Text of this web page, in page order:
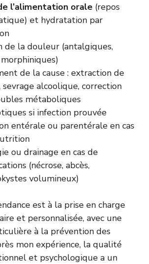
l’alimentation orale (repos
et hydratation par
de la douleur (antalgiques,
de la cause : extraction de
sevrage alcoolique, correction
métaboliques
si infection prouvée
entérale ou parentérale en cas
ou drainage en cas de
(nécrose, abcès,
volumineux)
est à la prise en charge
et personnalisée, avec une
à la prévention des
mon expérience, la qualité
et psychologique a un